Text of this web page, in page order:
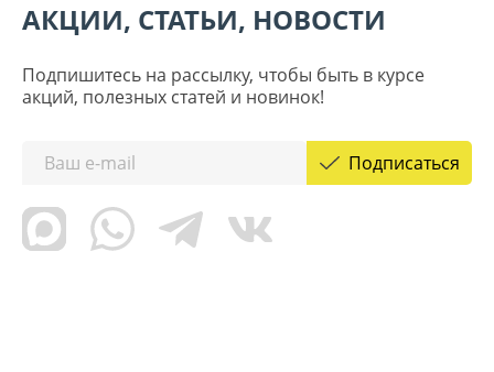
АКЦИИ, СТАТЬИ, НОВОСТИ
Подпишитесь на рассылку, чтобы быть в курсе
акций, полезных статей и новинок!
Подписаться